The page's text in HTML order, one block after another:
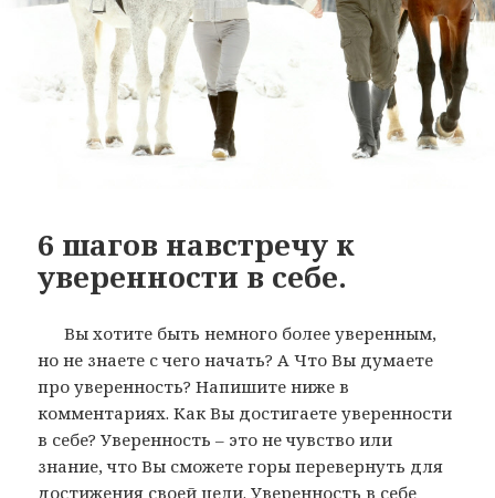
6 шагов навстречу к
уверенности в себе.
Вы хотите быть немного более уверенным,
но не знаете с чего начать? А Что Вы думаете
про уверенность? Напишите ниже в
комментариях. Как Вы достигаете уверенности
в себе? Уверенность – это не чувство или
знание, что Вы сможете горы перевернуть для
достижения своей цели. Уверенность в себе